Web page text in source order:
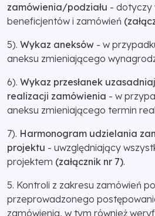
zamówienia/podziału - dotyczy
beneficjentów i zamówień
5). Wykaz aneksów - w
aneksu zmieniającego
6). Wykaz przesłanek
realizacji zamówienia - w
aneksu zmieniającego termin
7). Harmonogram udzielania
projektu - uwzględniający
projektem (załącznik nr 7).
5. Kontroli z zakresu zamówień
przeprowadzonego
zamówienia, w tym również